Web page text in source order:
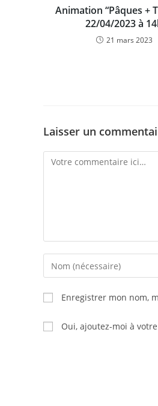
Animation “Pâques +
22/04/2023 à
21 mars 2023
Laisser un
Comment
Enter
your
name
or
username
Enregistrer mon nom,
Oui, ajoutez-moi à